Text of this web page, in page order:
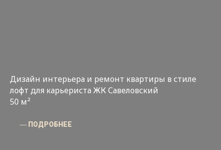
Дизайн интерьера и ремонт квартиры в стиле
лофт для карьериста ЖК Савеловский
50 м²
― ПОДРОБНЕЕ